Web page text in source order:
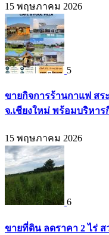
15 พฤษภาคม 2026
5
ขายกิจการร้านกาแฟ สร
จ.เชียงใหม่ พร้อมบริหาร
15 พฤษภาคม 2026
6
ขายที่ดิน ลดราคา 2 ไร่